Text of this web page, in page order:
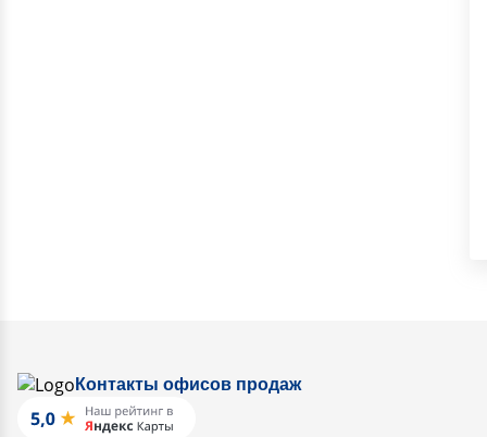
Контакты офисов продаж